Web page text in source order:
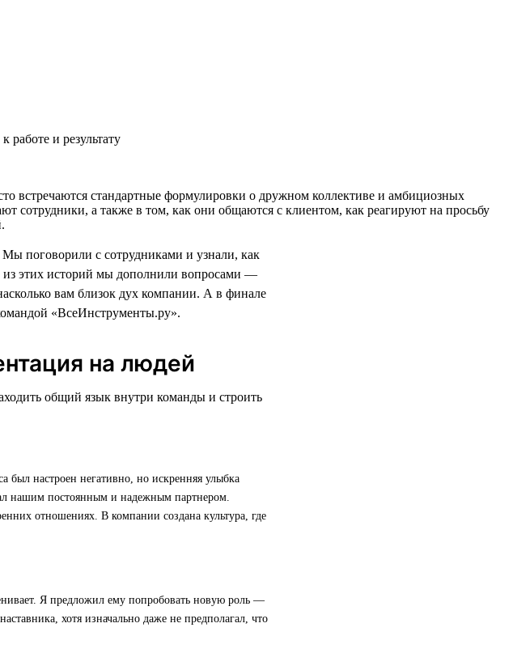
и результату
встречаются стандартные формулировки о дружном коллективе и амбициозных
а также в том, как они общаются с клиентом, как реагируют на просьбу
поговорили с сотрудниками и узнали, как
из этих историй мы дополнили вопросами —
вам близок дух компании. А в финале
«ВсеИнструменты.ру».
на людей
общий язык внутри команды и строить
был настроен негативно, но искренняя улыбка
нашим постоянным и надежным партнером.
отношениях. В компании создана культура, где
Я предложил ему попробовать новую роль —
хотя изначально даже не предполагал, что